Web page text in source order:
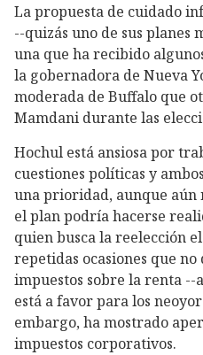
La propuesta de cuidado
--quizás uno de sus planes
una que ha recibido
la gobernadora de Nueva
moderada de Buffalo que
Mamdani durante las
Hochul está ansiosa por
cuestiones políticas y
una prioridad, aunque aún
el plan podría hacerse
quien busca la reelección
repetidas ocasiones que
impuestos sobre la renta --
está a favor para los
embargo, ha mostrado
impuestos corporativos.